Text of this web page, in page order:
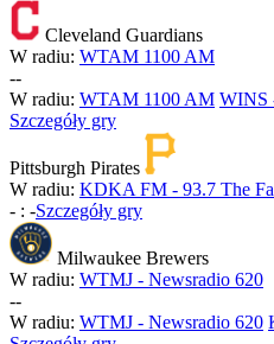
Cleveland Guardians
W radiu: WTAM 1100 AM
--
W radiu: WTAM 1100 AM WINS
Szczegóły gry
Pittsburgh Pirates
W radiu: KDKA FM - 93.7 The
- : -Szczegóły gry
Milwaukee Brewers
W radiu: WTMJ - Newsradio 620
--
W radiu: WTMJ - Newsradio 620